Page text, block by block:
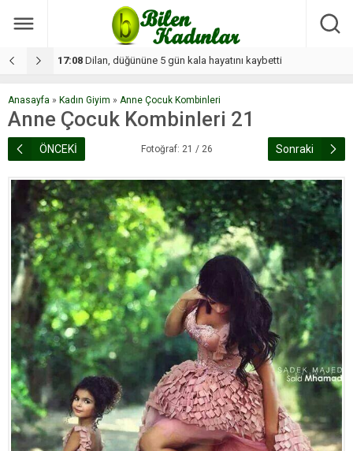
17:08 Dilan, düğününe 5 gün kala hayatını kaybetti
Anasayfa » Kadın Giyim » Anne Çocuk Kombinleri
Anne Çocuk Kombinleri 21
ÖNCEKİ Fotoğraf: 21 / 26 Sonraki